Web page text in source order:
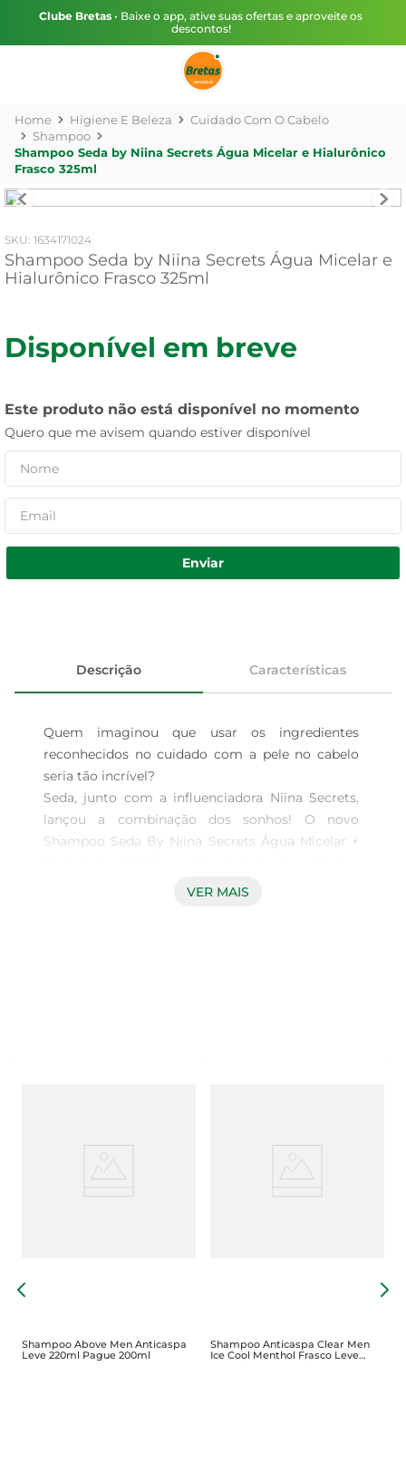
Clube Bretas • Baixe o app, ative suas ofertas e aproveite os
descontos!
Higiene E Beleza
Cuidado Com O Cabelo
Shampoo
Shampoo Seda by Niina Secrets Água Micelar e Hialurônico
Frasco 325ml
: 1634171024
Shampoo Seda by Niina Secrets Água Micelar e
Hialurônico Frasco 325ml
Disponível em breve
Este produto não está disponível no momento
Quero que me avisem quando estiver disponível
Enviar
Descrição Características
Quem imaginou que usar os ingredientes
reconhecidos no cuidado com a pele no cabelo
seria tão incrível?
Seda, junto com a influenciadora Niina Secrets,
lançou a combinação dos sonhos! O novo
Shampoo Seda By Niina Secrets Água Micelar +
mais famosos de SkinCare e te proporciona um
precisa de uma limpeza delicada, deixando a raiz
limpa e as pontas hidratadas.
Hialurônico By Niina Secrets.
VER MAIS
Shampoo Above Men Anticaspa
Leve 220ml Pague 200ml
Shampoo Anticaspa Clear Men
Ice Cool Menthol Frasco Leve
400ml Pague330ml